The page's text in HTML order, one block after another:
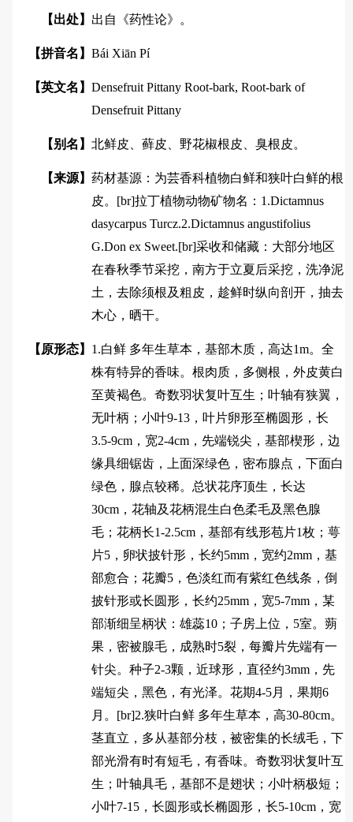
【出处】 出自《药性论》。
【拼音名】 Bái Xiān Pí
【英文名】 Densefruit Pittany Root-bark, Root-bark of
Densefruit Pittany
【别名】 北鲜皮、藓皮、野花椒根皮、臭根皮。
【来源】 药材基源：为芸香科植物白鲜和狭叶白鲜的根
皮。[br]拉丁植物动物矿物名：1.Dictamnus
dasycarpus Turcz.2.Dictamnus angustifolius
G.Don ex Sweet.[br]采收和储藏：大部分地区
在春秋季节采挖，南方于立夏后采挖，洗净泥
土，去除须根及粗皮，趁鲜时纵向剖开，抽去
木心，晒干。
【原形态】 1.白鲜 多年生草本，基部木质，高达1m。全
株有特异的香味。根肉质，多侧根，外皮黄白
至黄褐色。奇数羽状复叶互生；叶轴有狭翼，
无叶柄；小叶9-13，叶片卵形至椭圆形，长
3.5-9cm，宽2-4cm，先端锐尖，基部楔形，边
缘具细锯齿，上面深绿色，密布腺点，下面白
绿色，腺点较稀。总状花序顶生，长达
30cm，花轴及花柄混生白色柔毛及黑色腺
毛；花柄长1-2.5cm，基部有线形苞片1枚；萼
片5，卵状披针形，长约5mm，宽约2mm，基
部愈合；花瓣5，色淡红而有紫红色线条，倒
披针形或长圆形，长约25mm，宽5-7mm，某
部渐细呈柄状：雄蕊10；子房上位，5室。蒴
果，密被腺毛，成熟时5裂，每瓣片先端有一
针尖。种子2-3颗，近球形，直径约3mm，先
端短尖，黑色，有光泽。花期4-5月，果期6
月。[br]2.狭叶白鲜 多年生草本，高30-80cm。
茎直立，多从基部分枝，被密集的长绒毛，下
部光滑有时有短毛，有香味。奇数羽状复叶互
生；叶轴具毛，基部不是翅状；小叶柄极短；
小叶7-15，长圆形或长椭圆形，长5-10cm，宽